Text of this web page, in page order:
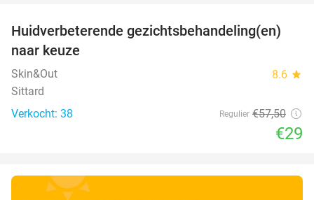
50%
Huidverbeterende gezichtsbehandeling(en)
naar keuze
Skin&Out 8.6 star
Sittard
Verkocht: 38
Regulier €57,50
€29